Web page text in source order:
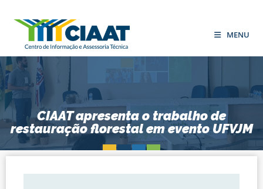
MENU
CIAAT apresenta o trabalho de
restauração florestal em evento UFVJM